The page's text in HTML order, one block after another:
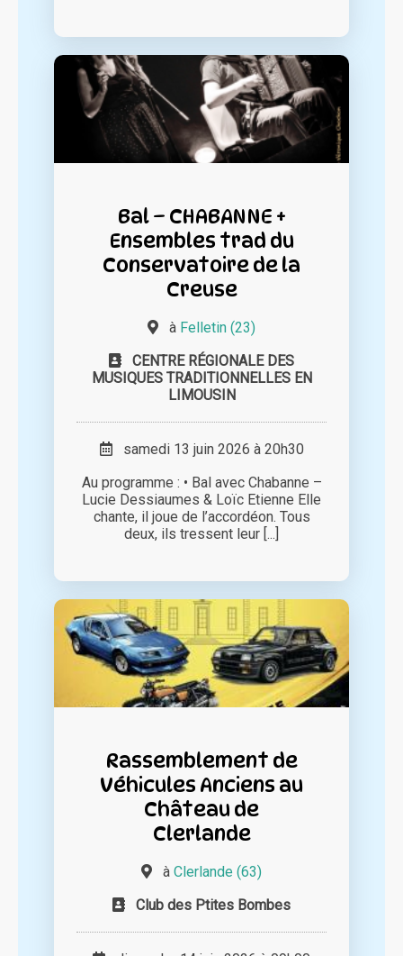
Bal – CHABANNE +
Ensembles trad du
Conservatoire de la
Creuse
à Felletin (23)
CENTRE RÉGIONALE DES
MUSIQUES TRADITIONNELLES EN
LIMOUSIN
samedi 13 juin 2026 à 20h30
Au programme : • Bal avec Chabanne –
Lucie Dessiaumes & Loïc Etienne Elle
chante, il joue de l’accordéon. Tous
deux, ils tressent leur [...]
Rassemblement de
Véhicules Anciens au
Château de
Clerlande
à Clerlande (63)
Club des Ptites Bombes